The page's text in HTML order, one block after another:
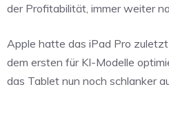
der Profitabilität, immer weiter
Apple hatte das iPad Pro
dem ersten für KI-Modelle
das Tablet nun noch schlanker